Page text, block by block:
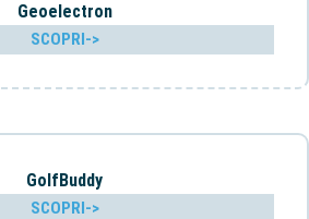
Geoelectron
SCOPRI->
GolfBuddy
SCOPRI->